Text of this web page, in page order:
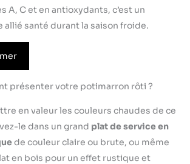
A, C et en antioxydants, c’est un
allié santé durant la saison froide.
présenter votre potimarron rôti ?
en valeur les couleurs chaudes de ce
le dans un grand plat de service en
de couleur claire ou brute, ou même
en bois pour un effet rustique et